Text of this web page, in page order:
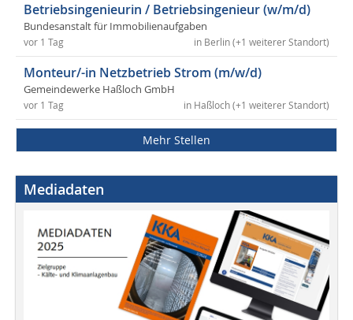
Betriebsingenieurin / Betriebsingenieur (w/m/d)
Bundesanstalt für Immobilienaufgaben
in Berlin (+1 weiterer Standort)
vor 1 Tag
Monteur/-in Netzbetrieb Strom (m/w/d)
Gemeindewerke Haßloch GmbH
in Haßloch (+1 weiterer Standort)
vor 1 Tag
Mehr Stellen
Mediadaten